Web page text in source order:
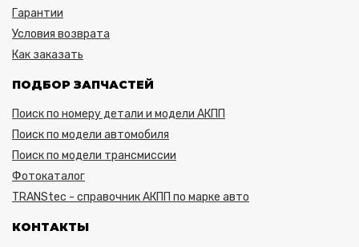
Гарантии
Условия возврата
Как заказать
ПОДБОР ЗАПЧАСТЕЙ
Поиск по номеру детали и модели АКПП
Поиск по модели автомобиля
Поиск по модели трансмиссии
Фотокаталог
TRANStec - справочник АКПП по марке авто
КОНТАКТЫ